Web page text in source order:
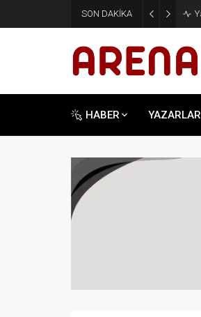
SON DAKİKA
HABER YAZARLAR